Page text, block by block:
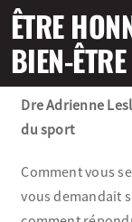
Athlètes et
Olympiens et
Science du sport
Programmes
ÊTRE
BIEN-
Dre Adrienne
du sport
Comment vous
vous demandait